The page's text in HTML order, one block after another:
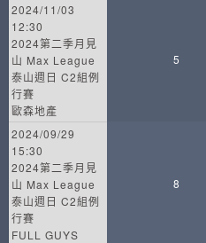
2024/11/03
12:30
2024第二季月見
山 Max League
泰山週日 C2組例
行賽
歐森地產
5
2024/09/29
15:30
2024第二季月見
山 Max League
泰山週日 C2組例
行賽
FULL GUYS
8